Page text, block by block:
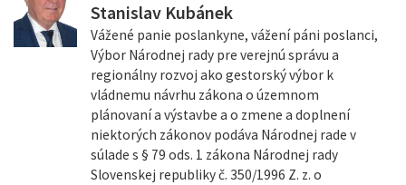
Stanislav Kubánek
Vážené panie poslankyne, vážení páni poslanci,
Výbor Národnej rady pre verejnú správu a
regionálny rozvoj ako gestorský výbor k
vládnemu návrhu zákona o územnom
plánovaní a výstavbe a o zmene a doplnení
niektorých zákonov podáva Národnej rade v
súlade s § 79 ods. 1 zákona Národnej rady
Slovenskej republiky č. 350/1996 Z. z. o